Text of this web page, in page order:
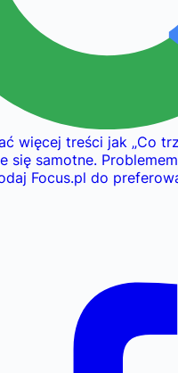
więcej treści jak „Co
się samotne.
Focus.pl do